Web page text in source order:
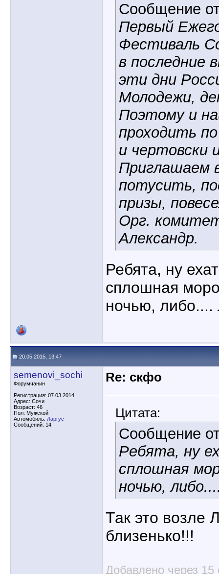
Сообщение
Первый
Фестиваль
в последние
эти дни
Молодежи,
Поэтому и
проходить
и чертовски
Приглашаем
потусить,
призы,
Орг.
Александр.
Ребята, ну
сплошная
ночью,
20.05.2015, 13:47
semenovi_sochi
Форумчанин
Регистрация: 07.03.2014
Адрес: Сочи
Возраст: 46
Пол: Мужской
Автомобиль: Ларгус
Сообщений: 14
Re: скфо
Цитата:
Сообщение
Ребята, ну
сплошная
ночью,
Так это возле
близенько!!!
Добавлено через 15